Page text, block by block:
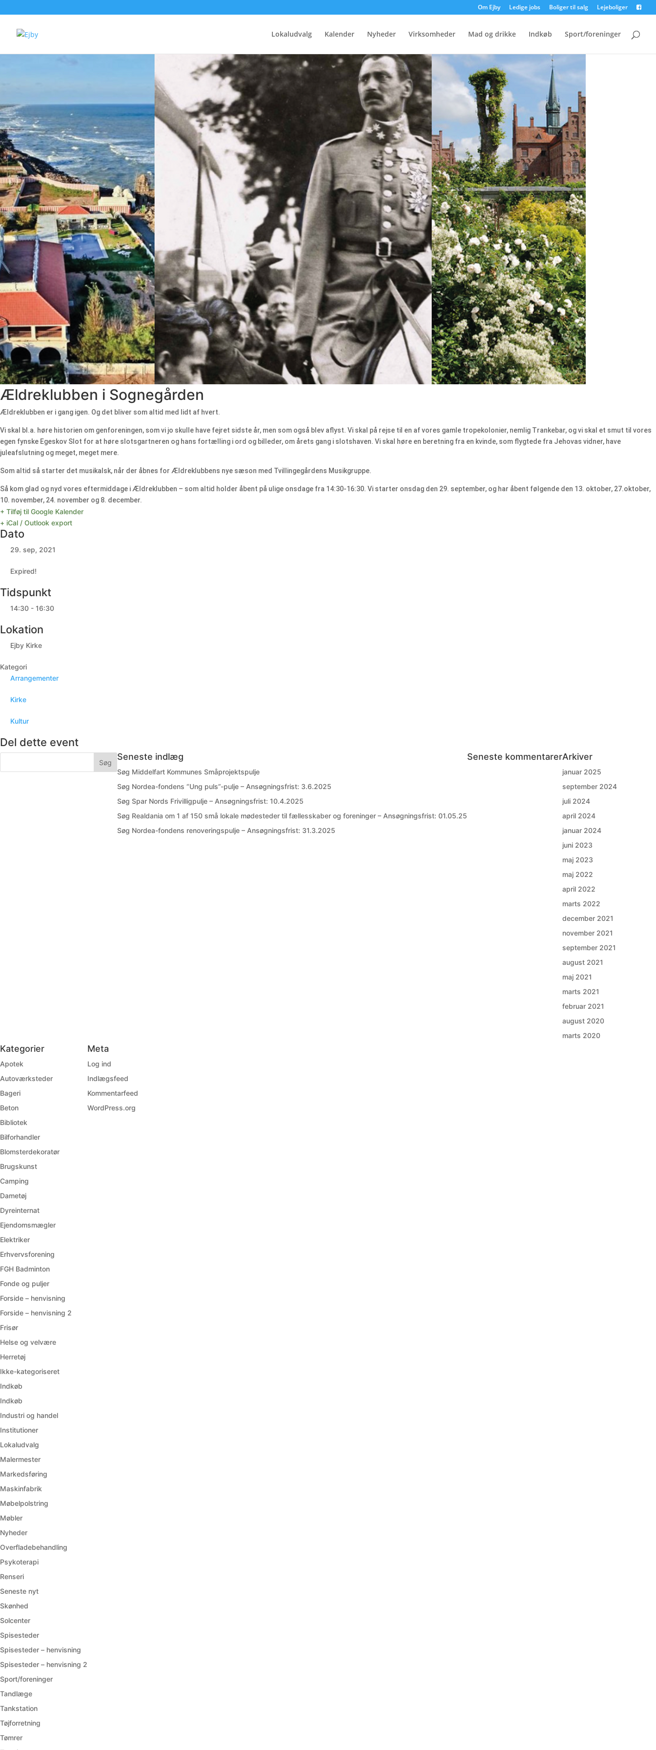
Om Ejby Ledige jobs Boliger til salg Lejeboliger
Lokaludvalg Kalender Nyheder Virksomheder Mad og drikke Indkøb Sport/foreninger
Ældreklubben i Sognegården
Ældreklubben er i gang igen. Og det bliver som altid med lidt af hvert.
Vi skal bl.a. høre historien om genforeningen, som vi jo skulle have fejret sidste år, men som også blev aflyst. Vi skal på rejse til en af vores gamle tropekolonier, nemlig Trankebar, og vi skal et smut til vores
egen fynske Egeskov Slot for at høre slotsgartneren og hans fortælling i ord og billeder, om årets gang i slotshaven. Vi skal høre en beretning fra en kvinde, som flygtede fra Jehovas vidner, have
juleafslutning og meget, meget mere.
Som altid så starter det musikalsk, når der åbnes for Ældreklubbens nye sæson med Tvillingegårdens Musikgruppe.
Så kom glad og nyd vores eftermiddage i Ældreklubben – som altid holder åbent på ulige onsdage fra 14:30-16:30. Vi starter onsdag den 29. september, og har åbent følgende den 13. oktober, 27.oktober,
10. november, 24. november og 8. december.
+ Tilføj til Google Kalender
+ iCal / Outlook export
Dato
29. sep, 2021
Expired!
Tidspunkt
14:30 - 16:30
Lokation
Ejby Kirke
Kategori
Arrangementer
Kirke
Kultur
Del dette event
Seneste indlæg
Søg Middelfart Kommunes Småprojektspulje
Søg Nordea-fondens “Ung puls”-pulje – Ansøgningsfrist: 3.6.2025
Søg Spar Nords Frivilligpulje – Ansøgningsfrist: 10.4.2025
Søg Realdania om 1 af 150 små lokale mødesteder til fællesskaber og foreninger – Ansøgningsfrist: 01.05.25
Søg Nordea-fondens renoveringspulje – Ansøgningsfrist: 31.3.2025
Seneste kommentarerArkiver
januar 2025
september 2024
juli 2024
april 2024
januar 2024
juni 2023
maj 2023
maj 2022
april 2022
marts 2022
december 2021
november 2021
september 2021
august 2021
maj 2021
marts 2021
februar 2021
august 2020
marts 2020
Kategorier
Apotek
Autoværksteder
Bageri
Beton
Bibliotek
Bilforhandler
Blomsterdekoratør
Brugskunst
Camping
Dametøj
Dyreinternat
Ejendomsmægler
Elektriker
Erhvervsforening
FGH Badminton
Fonde og puljer
Forside – henvisning
Forside – henvisning 2
Frisør
Helse og velvære
Herretøj
Ikke-kategoriseret
Indkøb
Indkøb
Industri og handel
Institutioner
Lokaludvalg
Malermester
Markedsføring
Maskinfabrik
Møbelpolstring
Møbler
Nyheder
Overfladebehandling
Psykoterapi
Renseri
Seneste nyt
Skønhed
Solcenter
Spisesteder
Spisesteder – henvisning
Spisesteder – henvisning 2
Sport/foreninger
Tandlæge
Tankstation
Tøjforretning
Tømrer
Meta
Log ind
Indlægsfeed
Kommentarfeed
WordPress.org